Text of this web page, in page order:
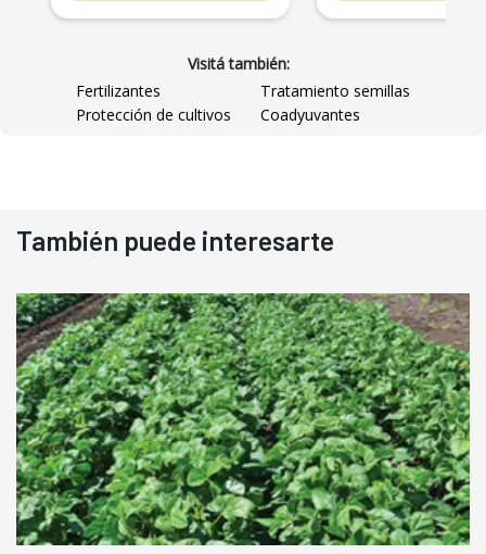
Visitá también:
Fertilizantes
Tratamiento semillas
Protección de cultivos
Coadyuvantes
También puede interesarte